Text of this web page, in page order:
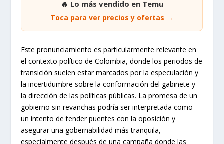
🔥 Lo más vendido en Temu
Toca para ver precios y ofertas →
Este pronunciamiento es particularmente relevante en
el contexto político de Colombia, donde los periodos de
transición suelen estar marcados por la especulación y
la incertidumbre sobre la conformación del gabinete y
la dirección de las políticas públicas. La promesa de un
gobierno sin revanchas podría ser interpretada como
un intento de tender puentes con la oposición y
asegurar una gobernabilidad más tranquila,
especialmente después de una campaña donde las